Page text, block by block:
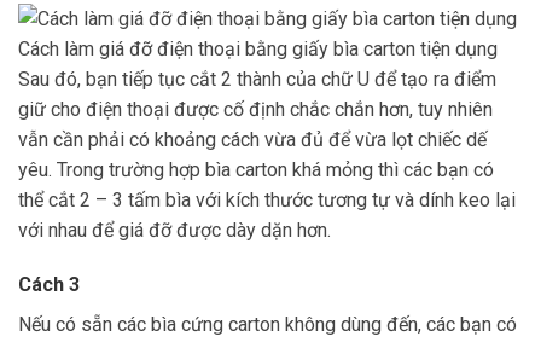
Cách làm giá đỡ điện thoại bằng giấy bìa carton tiện dụng
Sau đó, bạn tiếp tục cắt 2 thành của chữ U để tạo ra điểm
giữ cho điện thoại được cố định chắc chắn hơn, tuy nhiên
vẫn cần phải có khoảng cách vừa đủ để vừa lọt chiếc dế
yêu. Trong trường hợp bìa carton khá mỏng thì các bạn có
thể cắt 2 – 3 tấm bìa với kích thước tương tự và dính keo lại
với nhau để giá đỡ được dày dặn hơn.
Cách 3
Nếu có sẵn các bìa cứng carton không dùng đến, các bạn có